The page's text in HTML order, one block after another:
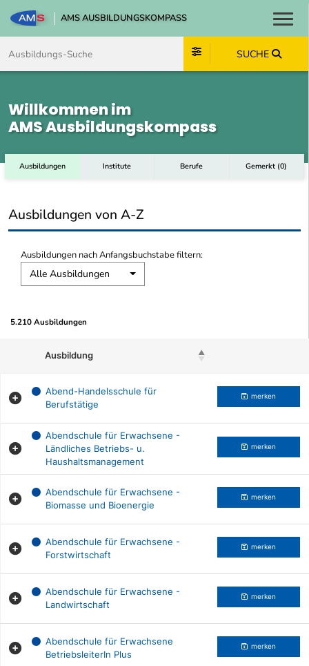
AMS AUSBILDUNGSKOMPASS
SUCHE
Willkommen im
AMS Ausbildungskompass
Ausbildungen Institute Berufe Gemerkt (0)
Ausbildungen von A-Z
Ausbildungen nach Anfangsbuchstabe filtern:
Alle Ausbildungen
5.210 Ausbildungen
Ausbildung
Abend-Handelsschule für
Berufstätige
merken
Abendschule für Erwachsene -
Ländliches Betriebs- u.
Haushaltsmanagement
merken
Abendschule für Erwachsene -
Biomasse und Bioenergie
merken
Abendschule für Erwachsene -
Forstwirtschaft
merken
Abendschule für Erwachsene -
Landwirtschaft
merken
Abendschule für Erwachsene
BetriebsleiterIn Plus
merken